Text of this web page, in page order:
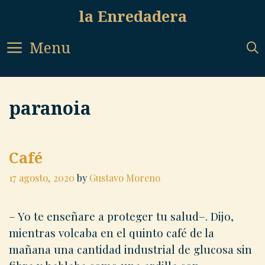
content
la Enredadera
Menu
paranoia
Café
17 agosto, 2020 by Gustavo Moreno
– Yo te enseñare a proteger tu salud–. Dijo,
mientras volcaba en el quinto café de la
mañana una cantidad industrial de glucosa sin